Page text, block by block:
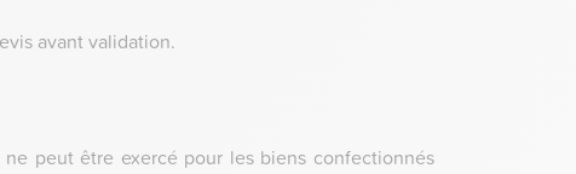
avant validation.
peut être exercé pour les biens confectionnés